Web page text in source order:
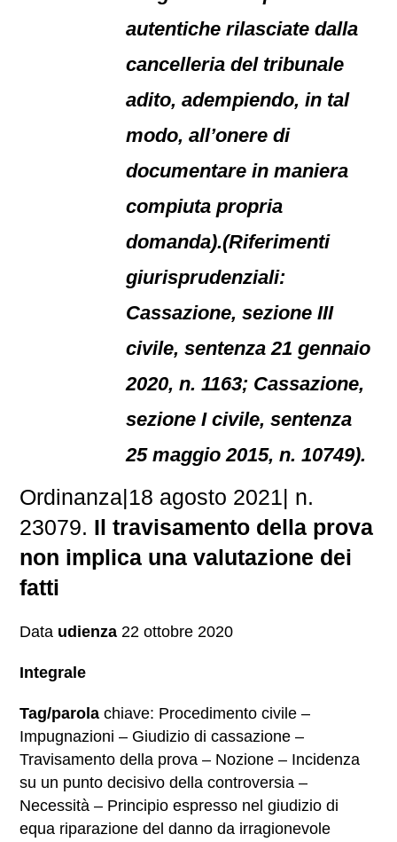
autentiche rilasciate dalla
cancelleria del tribunale
adito, adempiendo, in tal
modo, all’onere di
documentare in maniera
compiuta propria
domanda).(Riferimenti
giurisprudenziali:
Cassazione, sezione III
civile, sentenza 21 gennaio
2020, n. 1163; Cassazione,
sezione I civile, sentenza
25 maggio 2015, n. 10749).
Ordinanza|18 agosto 2021| n.
23079. Il travisamento della prova
non implica una valutazione dei
fatti
Data udienza 22 ottobre 2020
Integrale
Tag/parola chiave: Procedimento civile –
Impugnazioni – Giudizio di cassazione –
Travisamento della prova – Nozione – Incidenza
su un punto decisivo della controversia –
Necessità – Principio espresso nel giudizio di
equa riparazione del danno da irragionevole